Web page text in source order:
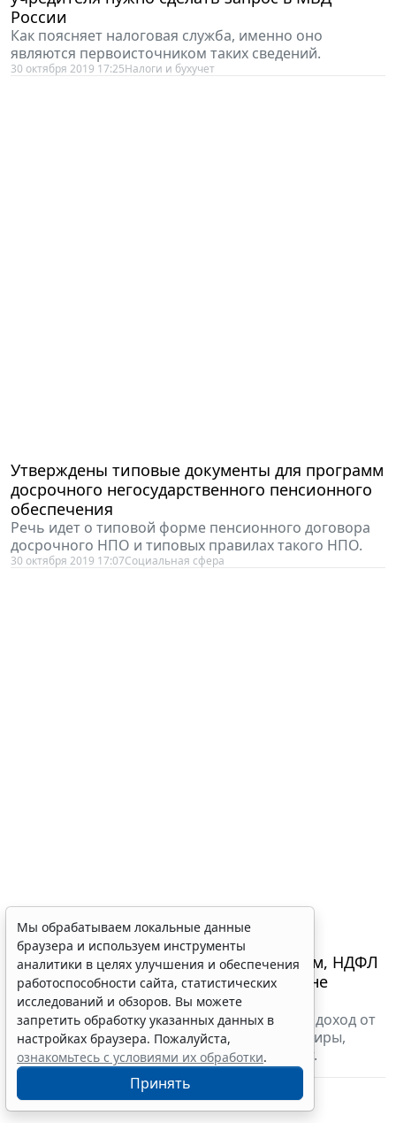
Как поясняет налоговая служба, именно оно
являются первоисточником таких сведений.
30 октября 2019 17:25Налоги и бухучет
досрочного негосударственного пенсионного
обеспечения
Речь идет о типовой форме пенсионного договора
досрочного НПО и типовых правилах такого НПО.
30 октября 2019 17:07Социальная сфера
При признании гражданина банкротом, НДФЛ
с доходов от продажи его имущества не
уплачивается
Также освобождается от налогообложения доход от
подаренной близким родственником квартиры,
находящей в собственности более трех лет.
30 октября 2019 16:44Налоги и бухучет
Мы обрабатываем локальные данные
браузера и используем инструменты
аналитики в целях улучшения и обеспечения
работоспособности сайта, статистических
исследований и обзоров. Вы можете
запретить обработку указанных данных в
настройках браузера. Пожалуйста,
ознакомьтесь с условиями их обработки
Принять